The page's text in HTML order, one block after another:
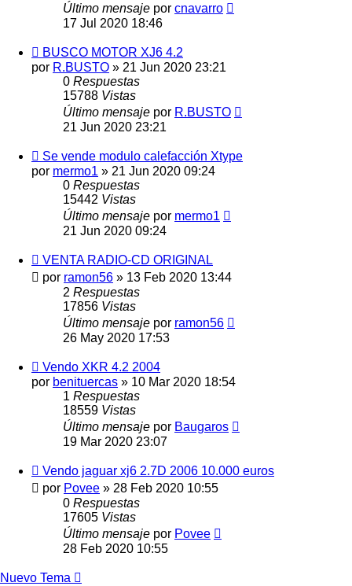
Último mensaje por cnavarro
17 Jul 2020 18:46
BUSCO MOTOR XJ6 4.2
por R.BUSTO » 21 Jun 2020 23:21
0 Respuestas
15788 Vistas
Último mensaje por R.BUSTO
21 Jun 2020 23:21
Se vende modulo calefacción Xtype
por mermo1 » 21 Jun 2020 09:24
0 Respuestas
15442 Vistas
Último mensaje por mermo1
21 Jun 2020 09:24
VENTA RADIO-CD ORIGINAL
por ramon56 » 13 Feb 2020 13:44
2 Respuestas
17856 Vistas
Último mensaje por ramon56
26 May 2020 17:53
Vendo XKR 4.2 2004
por benituercas » 10 Mar 2020 18:54
1 Respuestas
18559 Vistas
Último mensaje por Baugaros
19 Mar 2020 23:07
Vendo jaguar xj6 2.7D 2006 10.000 euros
por Povee » 28 Feb 2020 10:55
0 Respuestas
17605 Vistas
Último mensaje por Povee
28 Feb 2020 10:55
Nuevo Tema